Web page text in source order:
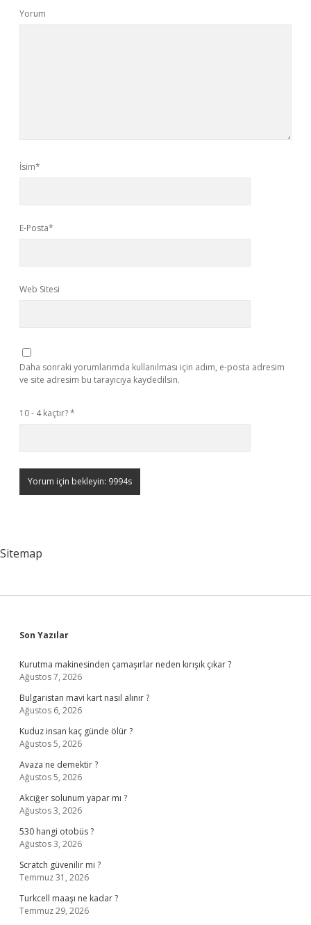
Yorum
İsim*
E-Posta*
Web Sitesi
Daha sonraki yorumlarımda kullanılması için adım, e-posta adresim
ve site adresim bu tarayıcıya kaydedilsin.
10 - 4 kaçtır?*
Sitemap
Sidebar
Son Yazılar
Kurutma makinesinden çamaşırlar neden kırışık çıkar ?
Ağustos 7, 2026
Bulgaristan mavi kart nasıl alınır ?
Ağustos 6, 2026
Kuduz insan kaç günde ölür ?
Ağustos 5, 2026
Avaza ne demektir ?
Ağustos 5, 2026
Akciğer solunum yapar mı ?
Ağustos 3, 2026
530 hangi otobüs ?
Ağustos 3, 2026
Scratch güvenilir mi ?
Temmuz 31, 2026
Turkcell maaşı ne kadar ?
Temmuz 29, 2026